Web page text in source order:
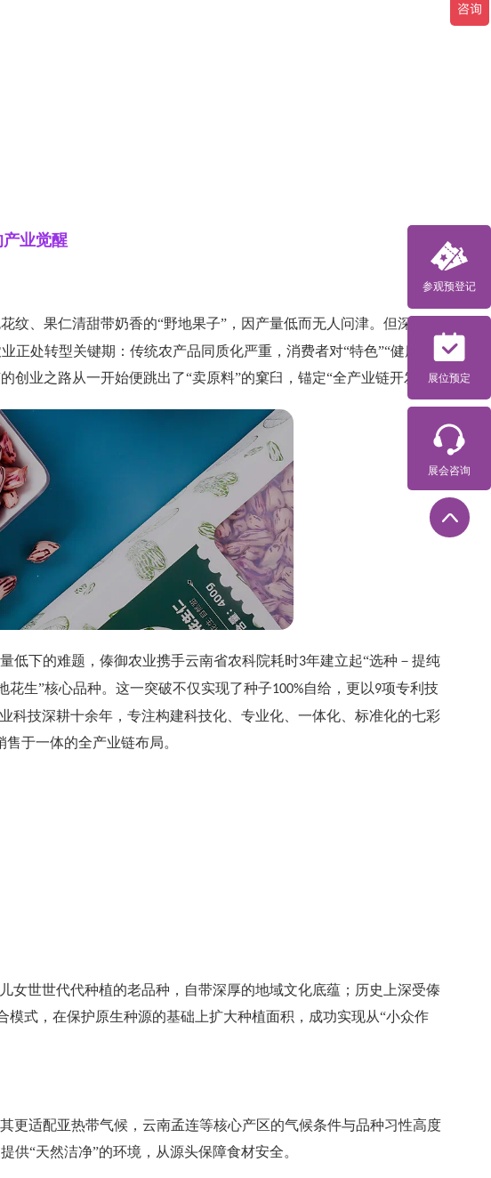
产业觉醒
、果仁清甜带奶香的“野地果子”，因产量低而无人问津。但深耕农
正处转型关键期：传统农产品同质化严重，消费者对“特色”“健康”需
业之路从一开始便跳出了“卖原料”的窠臼，锚定“全产业链开发”。
低下的难题，傣御农业携手云南省农科院耗时3年建立起“选种－提纯
花生”核心品种。这一突破不仅实现了种子100%自给，更以9项专利技
科技深耕十余年，专注构建科技化、专业化、一体化、标准化的七彩
于一体的全产业链布局。
女世世代代种植的老品种，自带深厚的地域文化底蕴；历史上深受傣
式，在保护原生种源的基础上扩大种植面积，成功实现从“小众作
更适配亚热带气候，云南孟连等核心产区的气候条件与品种习性高度
供“天然洁净”的环境，从源头保障食材安全。
参观预登记
展位预定
展会咨询